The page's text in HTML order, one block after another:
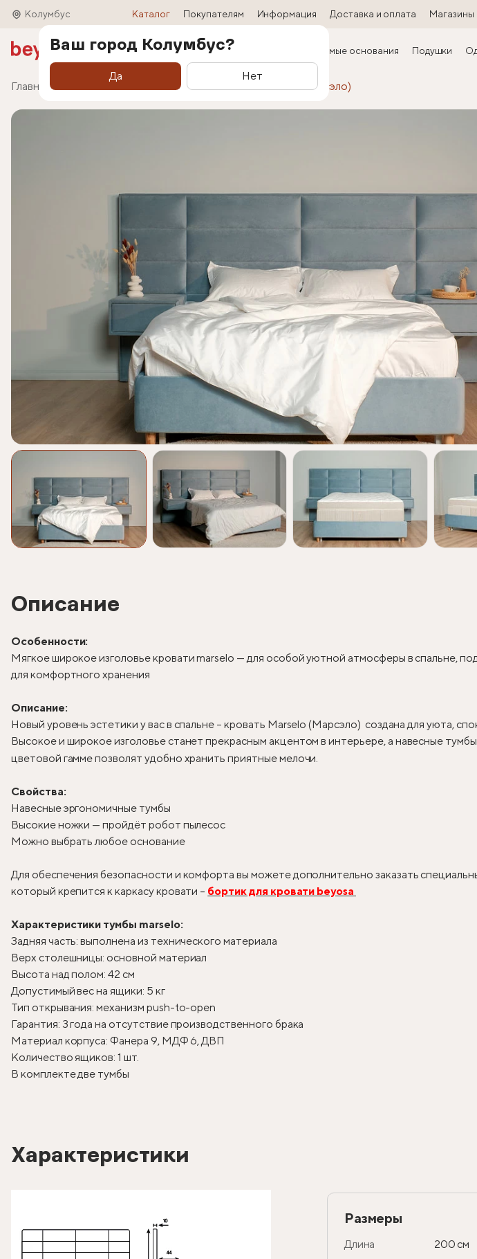
Колумбус Каталог Покупателям Информация Доставка и оплата Магазины
Акции Матрасы Кровати Трансформируемые основания Подушки
Главная Кровати Кровать Marselo (Марсэло)
Описание
Особенности:
Мягкое широкое изголовье кровати marselo — для особой уютной атмосферы в спальне,
для комфортного хранения
Описание:
Новый уровень эстетики у вас в спальне – кровать Marselo (Марсэло) создана для уюта,
Высокое и широкое изголовье станет прекрасным акцентом в интерьере, а навесные
цветовой гамме позволят удобно хранить приятные мелочи.
Свойства:
Навесные эргономичные тумбы
Высокие ножки — пройдёт робот пылесос
Можно выбрать любое основание
Для обеспечения безопасности и комфорта вы можете дополнительно заказать
который крепится к каркасу кровати – бортик для кровати beyosa
Характеристики тумбы marselo:
Задняя часть: выполнена из технического материала
Верх столешницы: основной материал
Высота над полом: 42 см
Допустимый вес на ящики: 5 кг
Тип открывания: механизм push-to-open
Гарантия: 3 года на отсутствие производственного брака
Материал корпуса: Фанера 9, МДФ 6, ДВП
Количество ящиков: 1 шт.
В комплекте две тумбы
Характеристики
Размеры
Длина 200 см
Ваш город Колумбус?
Да Нет